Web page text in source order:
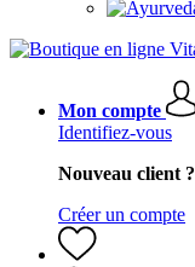
Mon compte
Identifiez-vous
Nouveau client ?
Créer un compte